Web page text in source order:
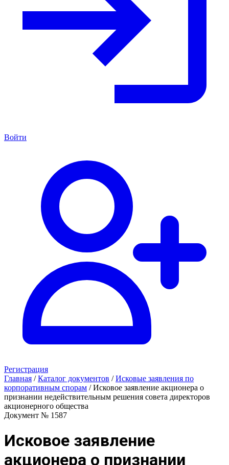
Войти
Регистрация
Главная / Каталог документов / Исковые заявления по
корпоративным спорам / Исковое заявление акционера о
признании недействительным решения совета директоров
акционерного общества
Документ № 1587
Исковое заявление
акционера о признании